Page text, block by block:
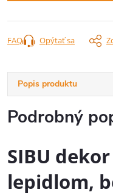
Opýtať sa
FAQ
Popis produktu
Podrobný
SIBU
lepidlom,